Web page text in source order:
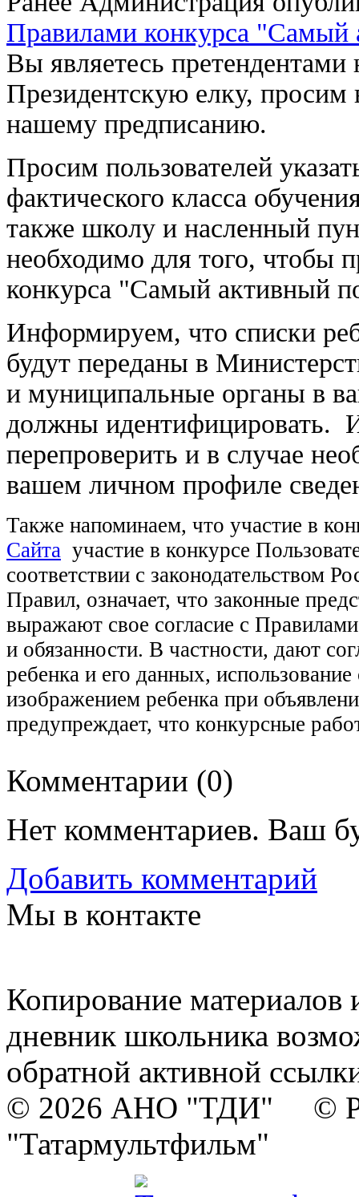
Правилами конкурса "Самый
Вы являетесь
Президентскую елку, просим
нашему предписанию.
Просим пользователей
фактического класса
также школу и насленный
необходимо для того, чтобы
конкурса "Самый активный
Информируем, что списки
будут переданы в
и муниципальные органы в
должны идентифицировать.
перепроверить и в случае
вашем личном профиле
Также напоминаем, что участие в
Сайта участие в конкурсе
соответствии с законодательством
Правил, означает, что законные
выражают свое согласие с
и обязанности. В частности, дают
ребенка и его данных,
изображением ребенка при
предупреждает, что конкурсные
Комментарии (0)
Нет комментариев. Ваш
Добавить комментарий
Мы в контакте
Копирование материалов
дневник школьника
обратной активной
© 2026 АНО "ТДИ" ©
"Татармультфильм"